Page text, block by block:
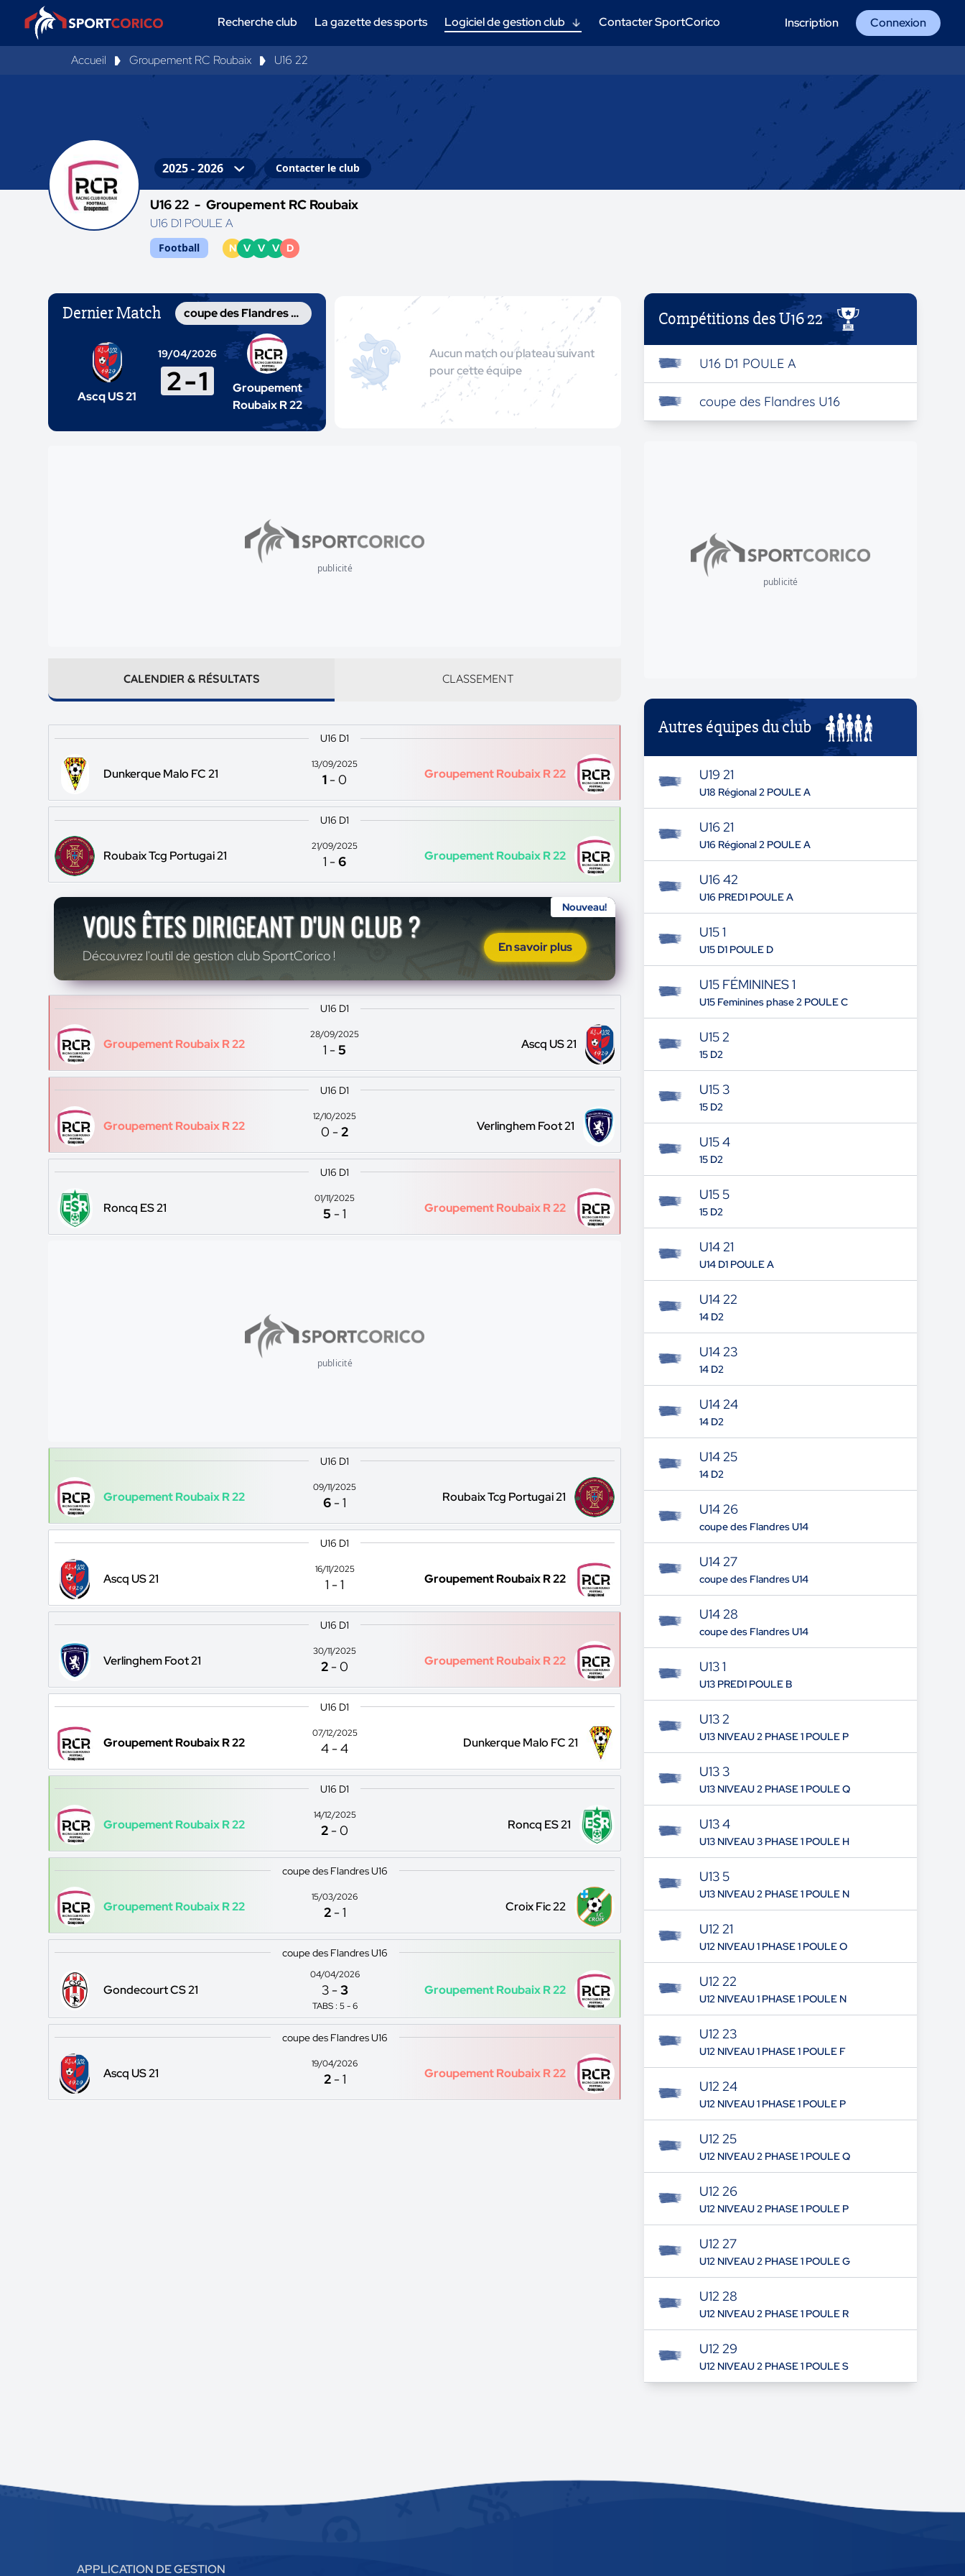
Recherche club La gazette des sports Logiciel de gestion club Contacter SportCorico Inscription Connexion
Accueil Groupement RC Roubaix U16 22
Contacter le club
U16 22 -Groupement RC Roubaix
U16 D1 POULE A
Football N V V V D
Dernier Match coupe des Flandres U16
Ascq US 21
19/04/2026
2-1
Groupement
Roubaix R 22
Aucun match ou plateau suivant
pour cette équipe
publicité
CALENDIER & RÉSULTATS CLASSEMENT
U16 D1
Dunkerque Malo FC 21
13/09/2025
1 -0 Groupement Roubaix R 22
U16 D1
Roubaix Tcg Portugai 21
21/09/2025
1 -6 Groupement Roubaix R 22
Nouveau!
VOUS ÊTES DIRIGEANT D'UN CLUB ?
Découvrez l'outil de gestion club SportCorico !
En savoir plus
U16 D1
Groupement Roubaix R 22
28/09/2025
1 -5 Ascq US 21
U16 D1
Groupement Roubaix R 22
12/10/2025
0 -2 Verlinghem Foot 21
U16 D1
Roncq ES 21
01/11/2025
5 -1 Groupement Roubaix R 22
publicité
U16 D1
Groupement Roubaix R 22
09/11/2025
6 -1 Roubaix Tcg Portugai 21
U16 D1
Ascq US 21
16/11/2025
1 -1 Groupement Roubaix R 22
U16 D1
Verlinghem Foot 21
30/11/2025
2 -0 Groupement Roubaix R 22
U16 D1
Groupement Roubaix R 22
07/12/2025
4 -4 Dunkerque Malo FC 21
U16 D1
Groupement Roubaix R 22
14/12/2025
2 -0 Roncq ES 21
coupe des Flandres U16
Groupement Roubaix R 22
15/03/2026
2 -1 Croix Fic 22
coupe des Flandres U16
Gondecourt CS 21
04/04/2026
3 -3
TABS : 5 - 6
Groupement Roubaix R 22
coupe des Flandres U16
Ascq US 21
19/04/2026
2 -1 Groupement Roubaix R 22
Compétitions des U16 22
U16 D1 POULE A
coupe des Flandres U16
publicité
Autres équipes du club
U19 21
U18 Régional 2 POULE A
U16 21
U16 Régional 2 POULE A
U16 42
U16 PRED1 POULE A
U15 1
U15 D1 POULE D
U15 FÉMININES 1
U15 Feminines phase 2 POULE C
U15 2
15 D2
U15 3
15 D2
U15 4
15 D2
U15 5
15 D2
U14 21
U14 D1 POULE A
U14 22
14 D2
U14 23
14 D2
U14 24
14 D2
U14 25
14 D2
U14 26
coupe des Flandres U14
U14 27
coupe des Flandres U14
U14 28
coupe des Flandres U14
U13 1
U13 PRED1 POULE B
U13 2
U13 NIVEAU 2 PHASE 1 POULE P
U13 3
U13 NIVEAU 2 PHASE 1 POULE Q
U13 4
U13 NIVEAU 3 PHASE 1 POULE H
U13 5
U13 NIVEAU 2 PHASE 1 POULE N
U12 21
U12 NIVEAU 1 PHASE 1 POULE O
U12 22
U12 NIVEAU 1 PHASE 1 POULE N
U12 23
U12 NIVEAU 1 PHASE 1 POULE F
U12 24
U12 NIVEAU 1 PHASE 1 POULE P
U12 25
U12 NIVEAU 2 PHASE 1 POULE Q
U12 26
U12 NIVEAU 2 PHASE 1 POULE P
U12 27
U12 NIVEAU 2 PHASE 1 POULE G
U12 28
U12 NIVEAU 2 PHASE 1 POULE R
U12 29
U12 NIVEAU 2 PHASE 1 POULE S
APPLICATION DE GESTION